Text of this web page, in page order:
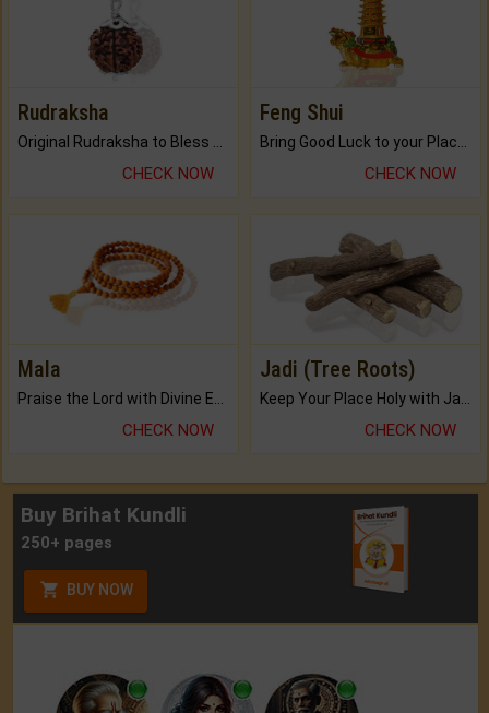
Rudraksha
CHECK NOW
Feng Shui
CHECK NOW
Mala
CHECK NOW
Jadi (Tree Roots)
CHECK NOW
Buy Brihat Kundli
250+ pages
BUY NOW